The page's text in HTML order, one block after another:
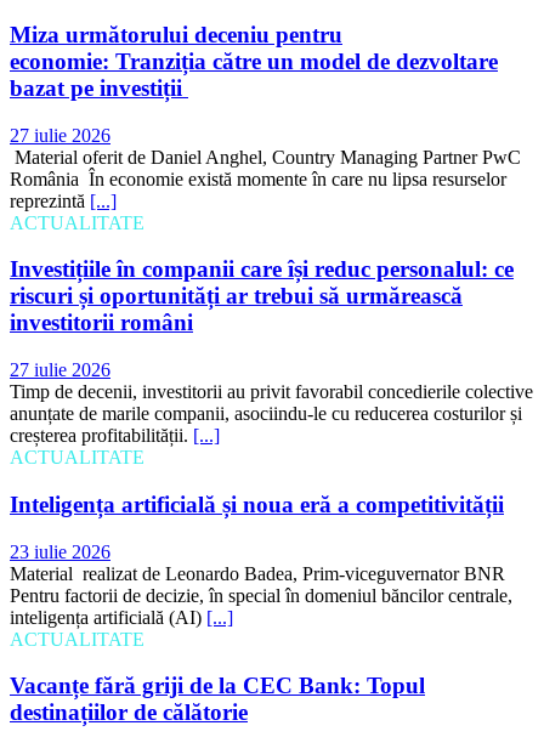
Miza următorului deceniu pentru
economie: Tranziția către un model de dezvoltare
bazat pe investiții
27 iulie 2026
Material oferit de Daniel Anghel, Country Managing Partner PwC
România În economie există momente în care nu lipsa resurselor
reprezintă [...]
ACTUALITATE
Investițiile în companii care își reduc personalul: ce
riscuri și oportunități ar trebui să urmărească
investitorii români
27 iulie 2026
Timp de decenii, investitorii au privit favorabil concedierile colective
anunțate de marile companii, asociindu-le cu reducerea costurilor și
creșterea profitabilității. [...]
ACTUALITATE
Inteligența artificială și noua eră a competitivității
23 iulie 2026
Material realizat de Leonardo Badea, Prim-viceguvernator BNR
Pentru factorii de decizie, în special în domeniul băncilor centrale,
inteligența artificială (AI) [...]
ACTUALITATE
Vacanțe fără griji de la CEC Bank: Topul
destinațiilor de călătorie